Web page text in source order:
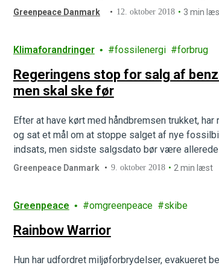
Greenpeace Danmark 12. oktober 2018 3 min
Klimaforandringer fossilenergi forbrug
Regeringens stop for salg af
men skal ske før
Efter at have kørt med håndbremsen trukket,
og sat et mål om at stoppe salget af nye
indsats, men sidste salgsdato bør være
Greenpeace Danmark 9. oktober 2018 2 min læst
Greenpeace omgreenpeace skibe
Rainbow Warrior
Hun har udfordret miljøforbrydelser, evakueret